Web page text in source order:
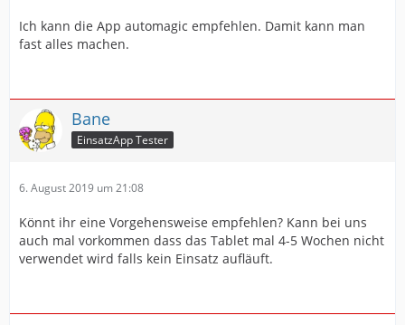
Ich kann die App automagic empfehlen. Damit kann man
fast alles machen.
Bane
EinsatzApp Tester
6. August 2019 um 21:08
Könnt ihr eine Vorgehensweise empfehlen? Kann bei uns
auch mal vorkommen dass das Tablet mal 4-5 Wochen nicht
verwendet wird falls kein Einsatz aufläuft.